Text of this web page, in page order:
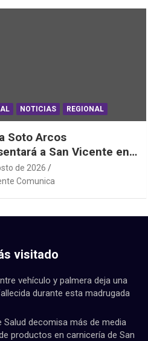
NOTICIAS REGIONAL
Soto Arcos
a San Vicente en
Junior de
Sudáfrica 2026
de 2026
Comunica
visitado
vehículo y palmera deja una
durante esta madrugada
Salud decomisa más de media
productos en carnicería de San